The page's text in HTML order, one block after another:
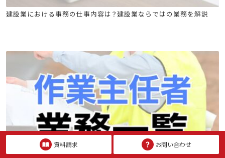
特別教育
建設業における事務の仕事内容は？建設業ならではの業務を解説
資料請求 お問い合わせ